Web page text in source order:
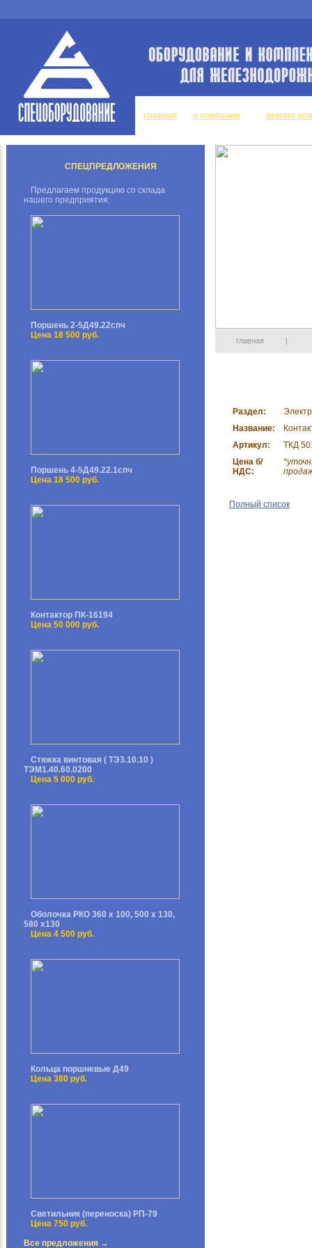
главная о компании ремонт
СПЕЦПРЕДЛОЖЕНИЯ
Предлагаем продукцию со склада
нашего предприятия:
Поршень 2-5Д49.22спч
Цена 18 500 руб.
Поршень 4-5Д49.22.1спч
Цена 18 500 руб.
Контактор ПК-16194
Цена 50 000 руб.
Стяжка винтовая ( ТЭ3.10.10 )
ТЭМ1.40.60.0200
Цена 5 000 руб.
Оболочка РКО 360 х 100, 500 х 130,
580 х130
Цена 4 500 руб.
Кольца поршневые Д49
Цена 380 руб.
Светильник (переноска) РП-79
Цена 750 руб.
Все предложения →
главная |
Раздел:
Название:
Артикул:
ТКД
Цена б/
НДС:
Полный список